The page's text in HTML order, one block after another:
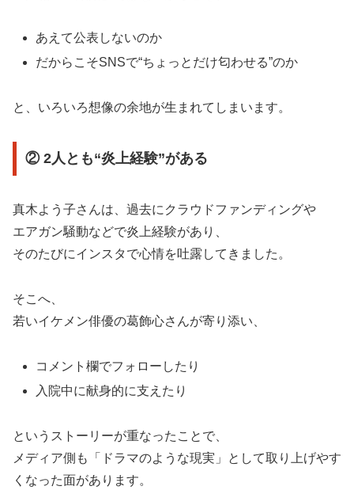
あえて公表しないのか
だからこそSNSで“ちょっとだけ匂わせる”のか
と、いろいろ想像の余地が生まれてしまいます。
② 2人とも“炎上経験”がある
真木よう子さんは、過去にクラウドファンディングや
エアガン騒動などで炎上経験があり、
そのたびにインスタで心情を吐露してきました。
そこへ、
若いイケメン俳優の葛飾心さんが寄り添い、
コメント欄でフォローしたり
入院中に献身的に支えたり
というストーリーが重なったことで、
メディア側も「ドラマのような現実」として取り上げやす
くなった面があります。